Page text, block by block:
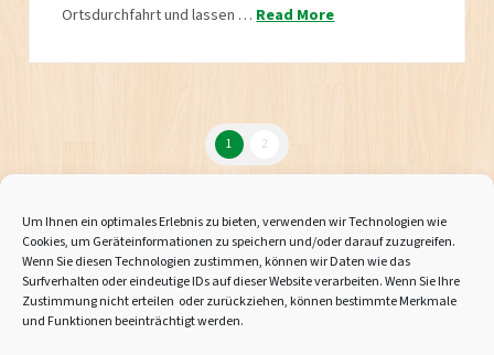
Um Ihnen ein optimales Erlebnis zu bieten, verwenden wir Technologien wie
Cookies, um Geräteinformationen zu speichern und/oder darauf zuzugreifen.
Wenn Sie diesen Technologien zustimmen, können wir Daten wie das
Surfverhalten oder eindeutige IDs auf dieser Website verarbeiten. Wenn Sie Ihre
Zustimmung nicht erteilen oder zurückziehen, können bestimmte Merkmale
und Funktionen beeinträchtigt werden.
Ortsdurchfahrt und lassen … Read More
1 2
Impressum
AGBs